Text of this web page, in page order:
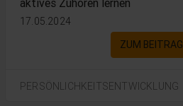
aktives Zuhören lernen
17.05.2024
ZUM BEITRAG
PERSÖNLICHKEITSENTWICKLUNG